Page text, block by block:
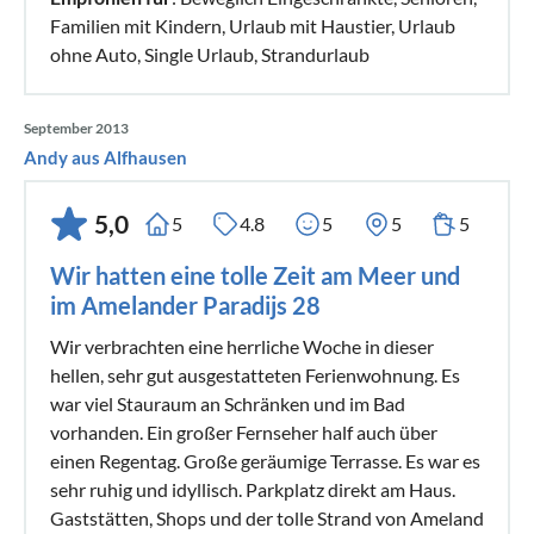
Familien mit Kindern, Urlaub mit Haustier, Urlaub
ohne Auto, Single Urlaub, Strandurlaub
September 2013
Andy aus Alfhausen
5,0 5 4.8 5 5 5
Wir hatten eine tolle Zeit am Meer und
im Amelander Paradijs 28
Wir verbrachten eine herrliche Woche in dieser
hellen, sehr gut ausgestatteten Ferienwohnung. Es
war viel Stauraum an Schränken und im Bad
vorhanden. Ein großer Fernseher half auch über
einen Regentag. Große geräumige Terrasse. Es war es
sehr ruhig und idyllisch. Parkplatz direkt am Haus.
Gaststätten, Shops und der tolle Strand von Ameland